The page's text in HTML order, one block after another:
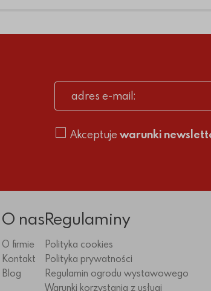
adres e-mail
Akceptuje warunki
O nas
O firmie
Kontakt
Blog
Regulaminy
Polityka cookies
Polityka prywatności
Regulamin ogrodu wystawowego
Warunki korzystania z usługi